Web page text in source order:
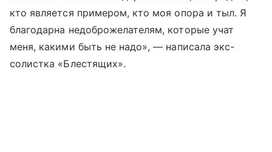
кто является примером, кто моя опора и тыл. Я
благодарна недоброжелателям, которые учат
меня, какими быть не надо», — написала экс-
солистка «Блестящих».